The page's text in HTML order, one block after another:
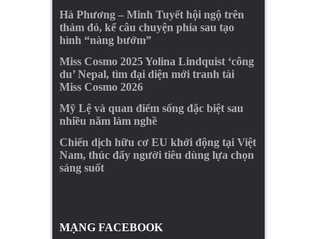
Hà Phương – Minh Tuyết hội ngộ trên
thảm đỏ, kể câu chuyện phía sau tạo
hình “nàng bướm”
Miss Cosmo 2025 Yolina Lindquist ‘công
du’ Nepal, tìm đại diện mới tranh tài
Miss Cosmo 2026
Mỹ Lệ và quan điểm sống đặc biệt sau
nhiều năm làm nghề
Chiến dịch hữu cơ EU khởi động tại Việt
Nam, thúc đẩy người tiêu dùng lựa chọn
sáng suốt
MẠNG FACEBOOK